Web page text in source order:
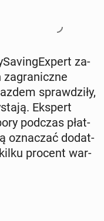
za­
za­gra­nicz­ne
spraw­dzi­ły,
Ekspert
podczas płat­
ozna­czać do­dat­
procent war­